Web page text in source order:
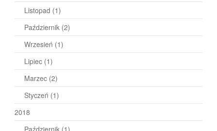
Listopad (1)
Październik (2)
Wrzesień (1)
Lipiec (1)
Marzec (2)
Styczeń (1)
2018
Październik (1)